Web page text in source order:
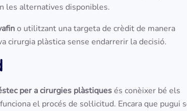
les alternatives disponibles.
o utilitzant una targeta de crèdit de manera
cirurgia plàstica sense endarrerir la decisió.
per a cirurgies plàstiquesés conèixer bé els
el procés de sol·licitud. Encara que pugui